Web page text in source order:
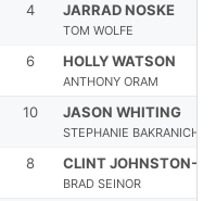
4 JARRAD NOSKE
TOM WOLFE
6 HOLLY WATSON
ANTHONY ORAM
10 JASON WHITING
STEPHANIE BAKRANICH
8 CLINT JOHNSTON-
BRAD SEINOR